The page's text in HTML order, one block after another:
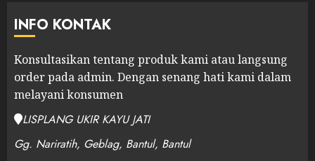
INFO KONTAK
Konsultasikan tentang produk kami atau langsung
order pada admin. Dengan senang hati kami dalam
melayani konsumen
LISPLANG UKIR KAYU JATI
Gg. Nariratih, Geblag, Bantul, Bantul